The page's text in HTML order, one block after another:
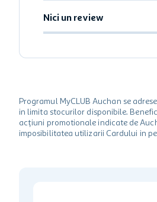
Nici un review
Programul MyCLUB Auchan se
in limita stocurilor disponibile.
acțiuni promotionale indicate de
imposibilitatea utilizarii Cardului in